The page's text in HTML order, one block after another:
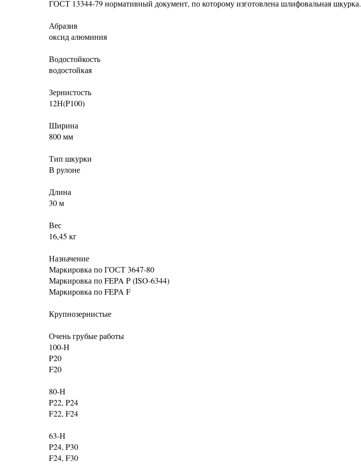
ГОСТ 13344-79 нормативный документ, по которому изготовлена шлифовальная шкурка.
Абразив
оксид алюминия
Водостойкость
водостойкая
Зернистость
12Н(P100)
Ширина
800 мм
Тип шкурки
В рулоне
Длина
30 м
Вес
16,45 кг
Назначение
Маркировка по ГОСТ 3647-80
Маркировка по FEPA P (ISO-6344)
Маркировка по FEPA F
Крупнозернистые
Очень грубые работы
100-Н
P20
F20
80-Н
P22, P24
F22, F24
63-Н
P24, P30
F24, F30